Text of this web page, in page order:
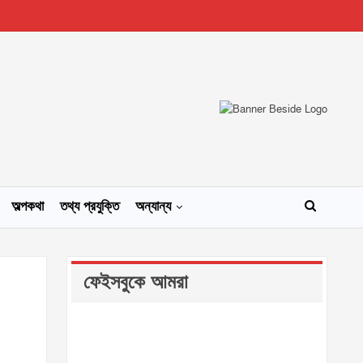
অল্পকথা তথ্য প্রযুক্তি অন্যান্য
ফেইসবুকে আমরা